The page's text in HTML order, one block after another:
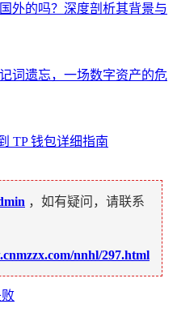
外的吗？深度剖析其背景与
词遗忘，一场数字资产的危
TP 钱包详细指南
，如有疑问，请联系
nnhl/297.html